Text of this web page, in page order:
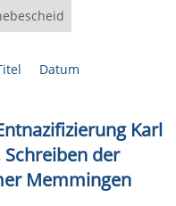
Datum
Karl
der
Memmingen